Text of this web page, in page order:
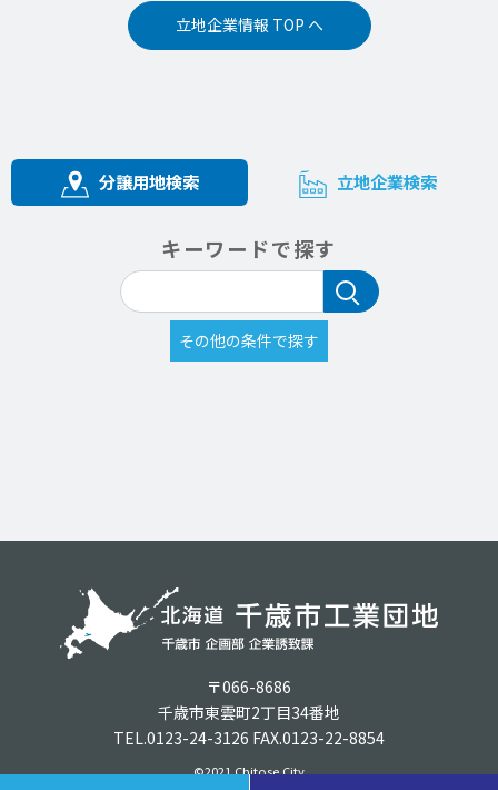
立地企業情報 TOP へ
分譲用地検索 立地企業検索
キーワードで探す
〒066-8686
千歳市東雲町2丁目34番地
TEL.0123-24-3126 FAX.0123-22-8854
©2021 Chitose City